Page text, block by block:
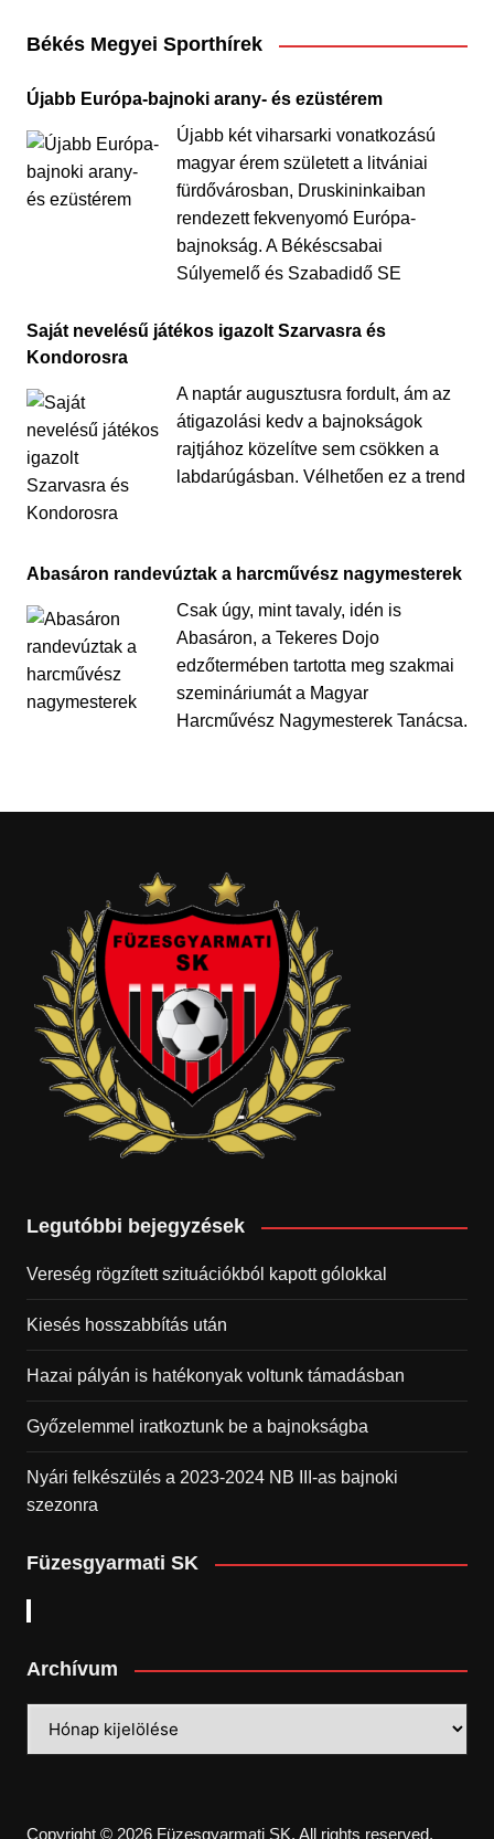
Békés Megyei Sporthírek
Újabb Európa-bajnoki arany- és ezüstérem
Újabb két viharsarki vonatkozású
magyar érem született a litvániai
fürdővárosban, Druskininkaiban
rendezett fekvenyomó Európa-
bajnokság. A Békéscsabai
Súlyemelő és Szabadidő SE
Saját nevelésű játékos igazolt Szarvasra és
Kondorosra
A naptár augusztusra fordult, ám az
átigazolási kedv a bajnokságok
rajtjához közelítve sem csökken a
labdarúgásban. Vélhetően ez a trend
Abasáron randevúztak a harcművész nagymesterek
Csak úgy, mint tavaly, idén is
Abasáron, a Tekeres Dojo
edzőtermében tartotta meg szakmai
szemináriumát a Magyar
Harcművész Nagymesterek Tanácsa.
Legutóbbi bejegyzések
Vereség rögzített szituációkból kapott gólokkal
Kiesés hosszabbítás után
Hazai pályán is hatékonyak voltunk támadásban
Győzelemmel iratkoztunk be a bajnokságba
Nyári felkészülés a 2023-2024 NB III-as bajnoki
szezonra
Füzesgyarmati SK
Archívum
Copyright © 2026 Füzesgyarmati SK. All rights reserved.